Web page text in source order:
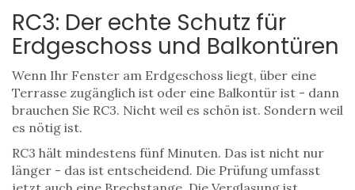
RC3: Der echte Schutz für
Erdgeschoss und Balkontüren
Wenn Ihr Fenster am Erdgeschoss liegt, über eine
Terrasse zugänglich ist oder eine Balkontür ist - dann
brauchen Sie RC3. Nicht weil es schön ist. Sondern weil
es nötig ist.
RC3 hält mindestens fünf Minuten. Das ist nicht nur
länger - das ist entscheidend. Die Prüfung umfasst